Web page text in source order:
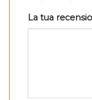
La tua